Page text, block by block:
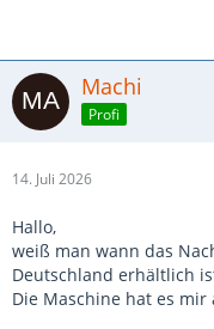
Machi
Profi
14. Juli 2026
Hallo,
weiß man wann das
Deutschland erhältlich
Die Maschine hat es mir